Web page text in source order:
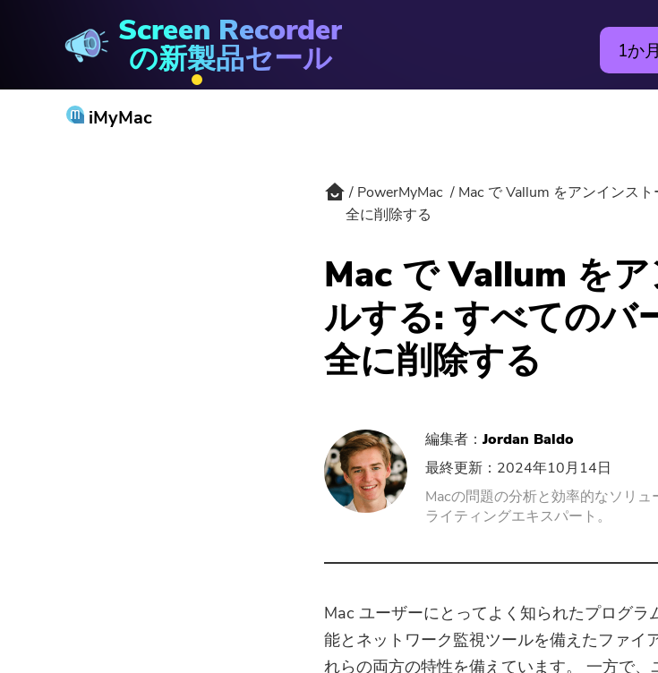
Screen Recorder
の新製品セール 1か
iMyMac
Hot
PowerUninstall
動画変換
Screen Recorder
PowerMyMac
PowerMyMac
Mac で Vallum をアンインス
全に削除する
Mac で Vallum を
ルする: すべてのバ
全に削除する
編集者： Jordan Baldo
最終更新：2024年10月14日
Macの問題の分析と効率的なソリ
ライティングエキスパート。
Mac ユーザーにとってよく知られたプログラ
能とネットワーク監視ツールを備えたファイ
れらの両方の特性を備えています。 一方で、